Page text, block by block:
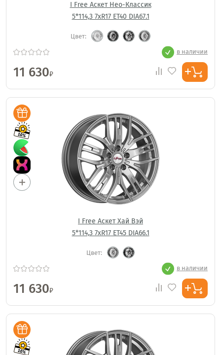
I Free Аскет Нео-Классик
5*114,3 7xR17 ET40 DIA67.1
Цвет:
в наличии
11 630₽
I Free Аскет Хай Вэй
5*114,3 7xR17 ET45 DIA66.1
Цвет:
в наличии
11 630₽